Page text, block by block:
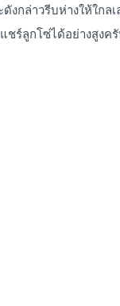
กล่าวรีบห่างให้ใกล
ชร์ลูกโซ่ได้อย่างสูงค